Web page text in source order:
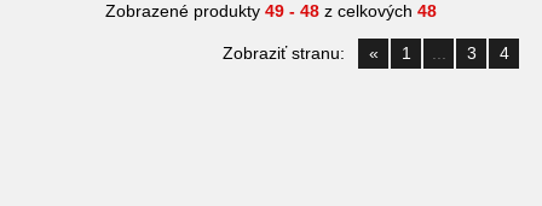
Zobrazené produkty 49 - 48 z celkových 48
Zobraziť stranu: « 1 3 4